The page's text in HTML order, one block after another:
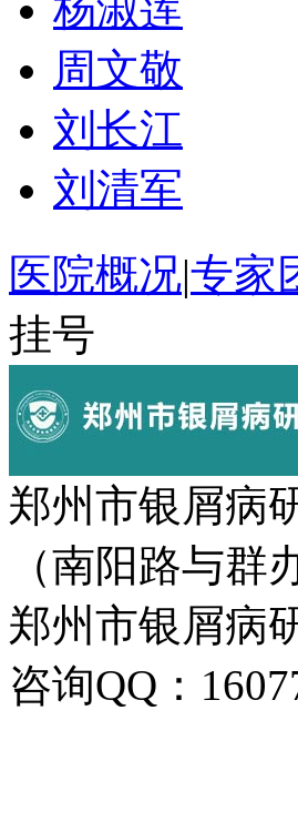
杨淑莲
周文敬
刘长江
刘清军
医院概况|专家
挂号
郑州市银屑病
（南阳路与
郑州市银屑病
咨询QQ：